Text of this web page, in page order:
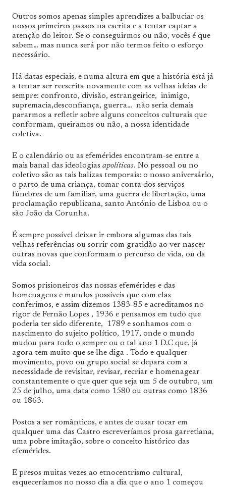
Outros somos apenas simples aprendizes a balbuciar os
nossos primeiros passos na escrita e a tentar captar a
atenção do leitor. Se o conseguirmos ou não, vocês é que
sabem… mas nunca será por não termos feito o esforço
necessário.
Há datas especiais, e numa altura em que a história está já
a tentar ser reescrita novamente com as velhas ideias de
sempre: confronto, divisão, estrangeirice, inimigo,
supremacia,desconfiança, guerra… não seria demais
pararmos a refletir sobre alguns conceitos culturais que
conformam, queiramos ou não, a nossa identidade
coletiva.
E o calendário ou as efemérides encontram-se entre a
mais banal das ideologias apolíticas. No pessoal ou no
coletivo são as tais balizas temporais: o nosso aniversário,
o parto de uma criança, tomar conta dos serviços
fúnebres de um familiar, uma guerra de libertação, uma
proclamação republicana, santo António de Lisboa ou o
são João da Corunha.
É sempre possível deixar ir embora algumas das tais
velhas referências ou sorrir com gratidão ao ver nascer
outras novas que conformam o percurso de vida, ou da
vida social.
Somos prisioneiros das nossas efemérides e das
homenagens e mundos possíveis que com elas
conferimos, e assim dizemos 1383-85 e acreditamos no
rigor de Fernão Lopes , 1936 e pensamos em tudo que
poderia ter sido diferente, 1789 e sonhamos com o
nascimento do sujeito político, 1917, onde o mundo
mudou para todo o sempre ou o tal ano 1 D.C que, já
agora tem muito que se lhe diga . Todo e qualquer
movimento, povo ou grupo social se depara com a
necessidade de revisitar, revisar, recriar e homenagear
constantemente o que quer que seja um 5 de outubro, um
25 de julho, uma data como 1580 ou outras como 1836
ou 1863.
Postos a ser românticos, e antes de ousar tocar em
qualquer uma das Castro escreveríamos prosa garretiana,
uma pobre imitação, sobre o conceito histórico das
efemérides.
E presos muitas vezes ao etnocentrismo cultural,
esqueceríamos no nosso dia a dia que o ano 1 começou